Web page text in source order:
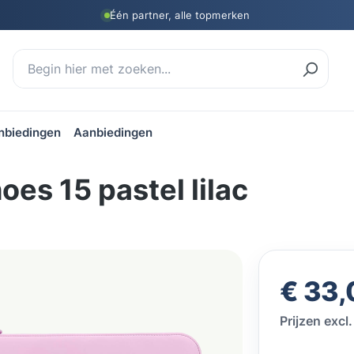
Één partner, alle topmerken
Aanbiedingen
15 pastel lilac
Normale
€
Prijzen